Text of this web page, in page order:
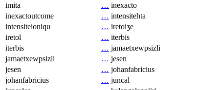
imita
… inexacto
inexactoutcome
… intensitehta
intensiteioniqu
… iretoiʒe
iretol
… iterbis
iterbis
… jamaetxewpsizli
jamaetxewpsizli
… jesen
jesen
… johanfabricius
johanfabricius
… juncal